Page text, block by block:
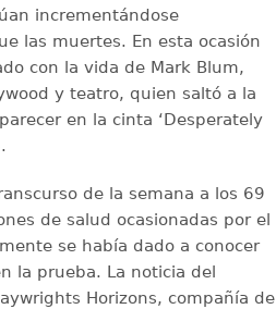
incrementándose
las muertes. En esta ocasión
con la vida de Mark Blum,
y teatro, quien saltó a la
en la cinta ‘Desperately
de la semana a los 69
de salud ocasionadas por el
se había dado a conocer
la prueba. La noticia del
Horizons, compañía de